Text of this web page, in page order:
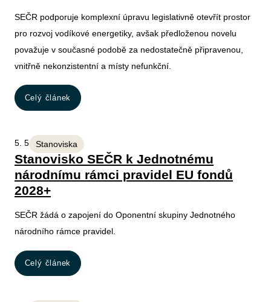
SEČR podporuje komplexní úpravu legislativně otevřít prostor
pro rozvoj vodíkové energetiky, avšak předloženou novelu
považuje v současné podobě za nedostatečně připravenou,
vnitřně nekonzistentní a místy nefunkční.
Celý článek
Stanoviska
5. 5. 2026
Stanovisko SEČR k Jednotnému
národnímu rámci pravidel EU fondů
2028+
SEČR žádá o zapojení do Oponentní skupiny Jednotného
národního rámce pravidel.
Celý článek